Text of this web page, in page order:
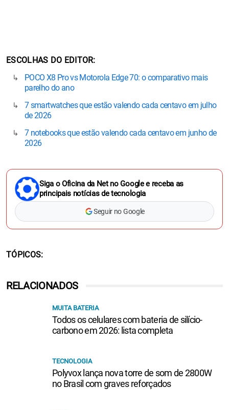
ESCOLHAS DO EDITOR
POCO X8 Pro vs Motorola Edge 70: o comparativo mais
parelho do ano
7 smartwatches que estão valendo cada centavo em julho
de 2026
7 notebooks que estão valendo cada centavo em junho de
2026
Siga o Oficina da Net no Google e receba as
principais notícias de tecnologia
Seguir no Google
TÓPICOS
RELACIONADOS
MUITA BATERIA
Todos os celulares com bateria de silício-
carbono em 2026: lista completa
TECNOLOGIA
Polyvox lança nova torre de som de 2800W
no Brasil com graves reforçados